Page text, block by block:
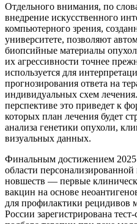
Отдельного внимания, по
внедрение искусственного
компьютерного зрения,
университете, позволяют
биопсийные материалы
их агрессивности точнее
используется для
прогнозирования ответа на
индивидуальных схем
перспективе это приведет к
которых план лечения будет
анализа генетики опухоли,
визуальных данных.
Финальным достижением 2025
области
новшеств — первые
вакцин на основе
для профилактики рецидивов
России зарегистрирована